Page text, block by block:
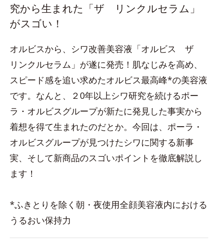
究から生まれた「ザ リンクルセラム」
がスゴい！
オルビスから、シワ改善美容液「オルビス ザ
リンクルセラム」が遂に発売！肌なじみを高め、
スピード感を追い求めたオルビス最高峰*の美容液
です。なんと、２0年以上シワ研究を続けるポー
ラ・オルビスグループが新たに発見した事実から
着想を得て生まれたのだとか。今回は、ポーラ・
オルビスグループが見つけたシワに関する新事
実、そして新商品のスゴいポイントを徹底解説し
ます！
*ふきとりを除く朝・夜使用全顔美容液内における
うるおい保持力